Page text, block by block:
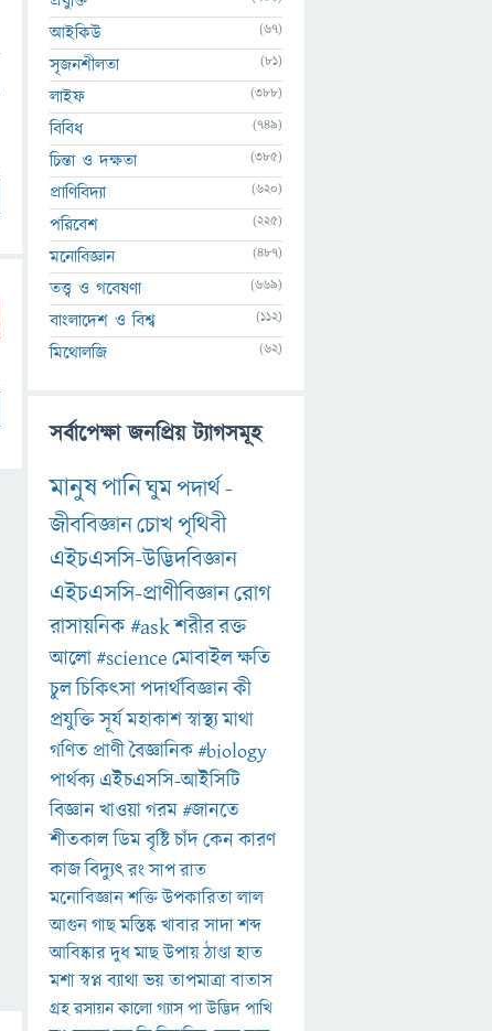
আইকিউ (67)
সৃজনশীলতা (81)
লাইফ (388)
বিবিধ (749)
চিন্তা ও দক্ষতা (385)
প্রাণিবিদ্যা (620)
পরিবেশ (225)
মনোবিজ্ঞান (487)
তত্ত্ব ও গবেষণা (669)
বাংলাদেশ ও বিশ্ব (112)
মিথোলজি (62)
সর্বাপেক্ষা জনপ্রিয় ট্যাগসমূহ
মানুষপানিঘুমপদার্থ-
জীববিজ্ঞানচোখপৃথিবী
এইচএসসি-উদ্ভিদবিজ্ঞান
এইচএসসি-প্রাণীবিজ্ঞানরোগ
রাসায়নিক#askশরীররক্ত
আলো#scienceমোবাইলক্ষতি
চুলচিকিৎসাপদার্থবিজ্ঞানকী
প্রযুক্তিসূর্যমহাকাশস্বাস্থ্যমাথা
গণিত প্রাণীবৈজ্ঞানিক#biology
পার্থক্য এইচএসসি-আইসিটি
বিজ্ঞানখাওয়াগরম#জানতে
শীতকালডিমবৃষ্টিচাঁদকেনকারণ
কাজবিদ্যুৎরংসাপরাত
মনোবিজ্ঞানশক্তিউপকারিতালাল
আগুনগাছমস্তিষ্কখাবারসাদাশব্দ
আবিষ্কারদুধমাছউপায়ঠাণ্ডাহাত
মশাস্বপ্নব্যাথাভয়তাপমাত্রাবাতাস
গ্রহরসায়নকালোগ্যাসপাউদ্ভিদপাখি